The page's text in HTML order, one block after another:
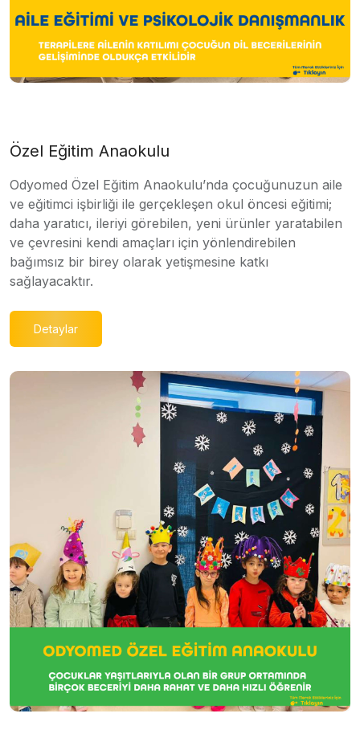
Özel Eğitim Anaokulu
Odyomed Özel Eğitim Anaokulu’nda çocuğunuzun aile
ve eğitimci işbirliği ile gerçekleşen okul öncesi eğitimi;
daha yaratıcı, ileriyi görebilen, yeni ürünler yaratabilen
ve çevresini kendi amaçları için yönlendirebilen
bağımsız bir birey olarak yetişmesine katkı
sağlayacaktır.
Detaylar